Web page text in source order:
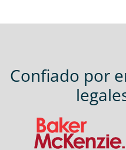
Confiado por